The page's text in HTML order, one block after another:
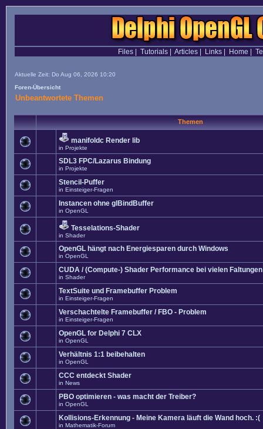
Files| Tutorials| Articles| Links| Home
Aktuelle Zeit: Do Aug 06, 2026 10:20
Foren-Übersicht
Unbeantwortete Themen
Themen
manifoldc Render lib
in Projekte
SDL3 FPC/Lazarus Bindung
in Projekte
Stencil-Puffer
in Einsteiger-Fragen
Instancen ohne glBindBuffer
in OpenGL
Tesselations-Shader
in Shader
OpenGL hängt nach Energiesparen durch Windows
in OpenGL
CUDA / (Compute-) Shader Performance bei vielen Faltungen
in Shader
TextSuite und Framebuffer Problem
in Einsteiger-Fragen
Verschachtelte Framebuffer / FBO - Problem
in Einsteiger-Fragen
OpenGL for Delphi 7 CLX
in OpenGL
Verhältnis 1:1 beibehalten
in OpenGL
CCC entdeckt Shader
in News
PBO optimieren - was macht der Treiber?
in OpenGL
Kollisions-Erkennung - Meine Kamera läuft die Wand hoch. :(
in Mathematik-Forum